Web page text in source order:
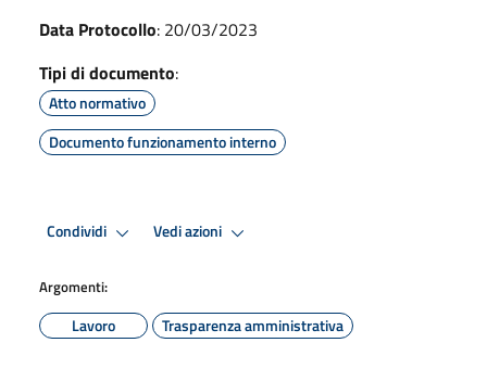
Data Protocollo: 20/03/2023
Tipi di documento:
Atto normativo
Documento funzionamento interno
Condividi Vedi azioni
Argomenti:
Lavoro Trasparenza amministrativa